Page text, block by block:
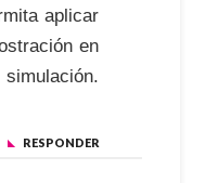
aplicar
en
RESPONDER